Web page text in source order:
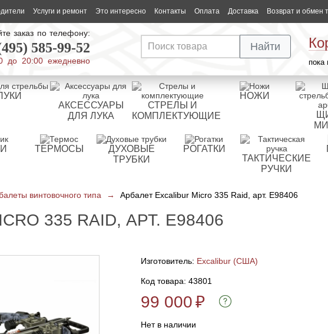
Услуги и ремонт Это интересно Контакты Оплата Доставка Возврат и обмен
заказ по телефону:
585-99-52
до 20:00 ежедневно пока
Найти
АКСЕССУАРЫ
ДЛЯ ЛУКА
СТРЕЛЫ И
КОМПЛЕКТУЮЩИЕ
НОЖИ
ТЕРМОСЫ
ДУХОВЫЕ
ТРУБКИ
РОГАТКИ
ТАКТИЧЕСКИЕ
РУЧКИ
винтовочного типа → Арбалет Excalibur Micro 335 Raid, арт. E98406
335 RAID, АРТ. E98406
Изготовитель: Excalibur (США)
Код товара: 43801
99 000₽
Нет в наличии